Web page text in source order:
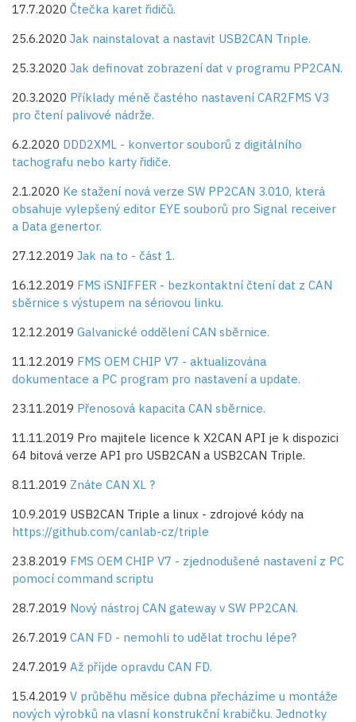
17.7.2020 Čtečka karet řidičů.
25.6.2020 Jak nainstalovat a nastavit USB2CAN Triple.
25.3.2020 Jak definovat zobrazení dat v programu PP2CAN.
20.3.2020 Příklady méně častého nastavení CAR2FMS V3
pro čtení palivové nádrže.
6.2.2020 DDD2XML - konvertor souborů z digitálního
tachografu nebo karty řidiče.
2.1.2020 Ke stažení nová verze SW PP2CAN 3.010, která
obsahuje vylepšený editor EYE souborů pro Signal receiver
a Data genertor.
27.12.2019 Jak na to - část 1.
16.12.2019 FMS iSNIFFER - bezkontaktní čtení dat z CAN
sběrnice s výstupem na sériovou linku.
12.12.2019 Galvanické oddělení CAN sběrnice.
11.12.2019 FMS OEM CHIP V7 - aktualizována
dokumentace a PC program pro nastavení a update.
23.11.2019 Přenosová kapacita CAN sběrnice.
11.11.2019 Pro majitele licence k X2CAN API je k dispozici
64 bitová verze API pro USB2CAN a USB2CAN Triple.
8.11.2019 Znáte CAN XL ?
10.9.2019 USB2CAN Triple a linux - zdrojové kódy na
https://github.com/canlab-cz/triple
23.8.2019 FMS OEM CHIP V7 - zjednodušené nastavení z PC
pomocí command scriptu
28.7.2019 Nový nástroj CAN gateway v SW PP2CAN.
26.7.2019 CAN FD - nemohli to udělat trochu lépe?
24.7.2019 Až příjde opravdu CAN FD.
15.4.2019 V průběhu měsíce dubna přecházíme u montáže
nových výrobků na vlasní konstrukční krabičku. Jednotky